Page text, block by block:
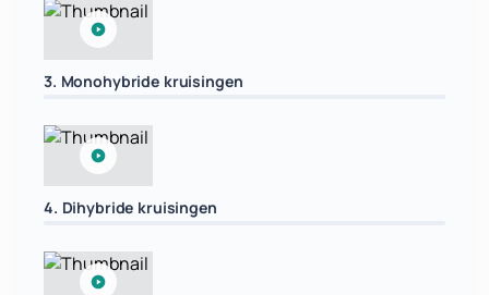
3. Monohybride kruisingen
4. Dihybride kruisingen